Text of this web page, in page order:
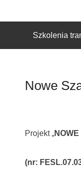
Szkolenia
Nowe
Projekt „
(nr: